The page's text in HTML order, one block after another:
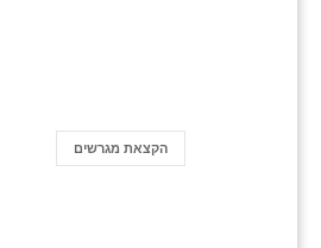
הקצאת מגרשים